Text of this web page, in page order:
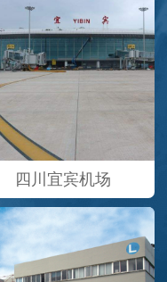
四川宜宾机场